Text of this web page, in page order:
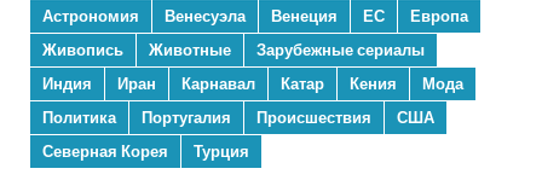
Астрономия
Венесуэла Венеция ЕС
Европа
Живопись
Животные
Зарубежные сериалы
Индия
Иран Карнавал Катар Кения
Мода
Политика
Португалия Происшествия
США
Северная Корея
Турция